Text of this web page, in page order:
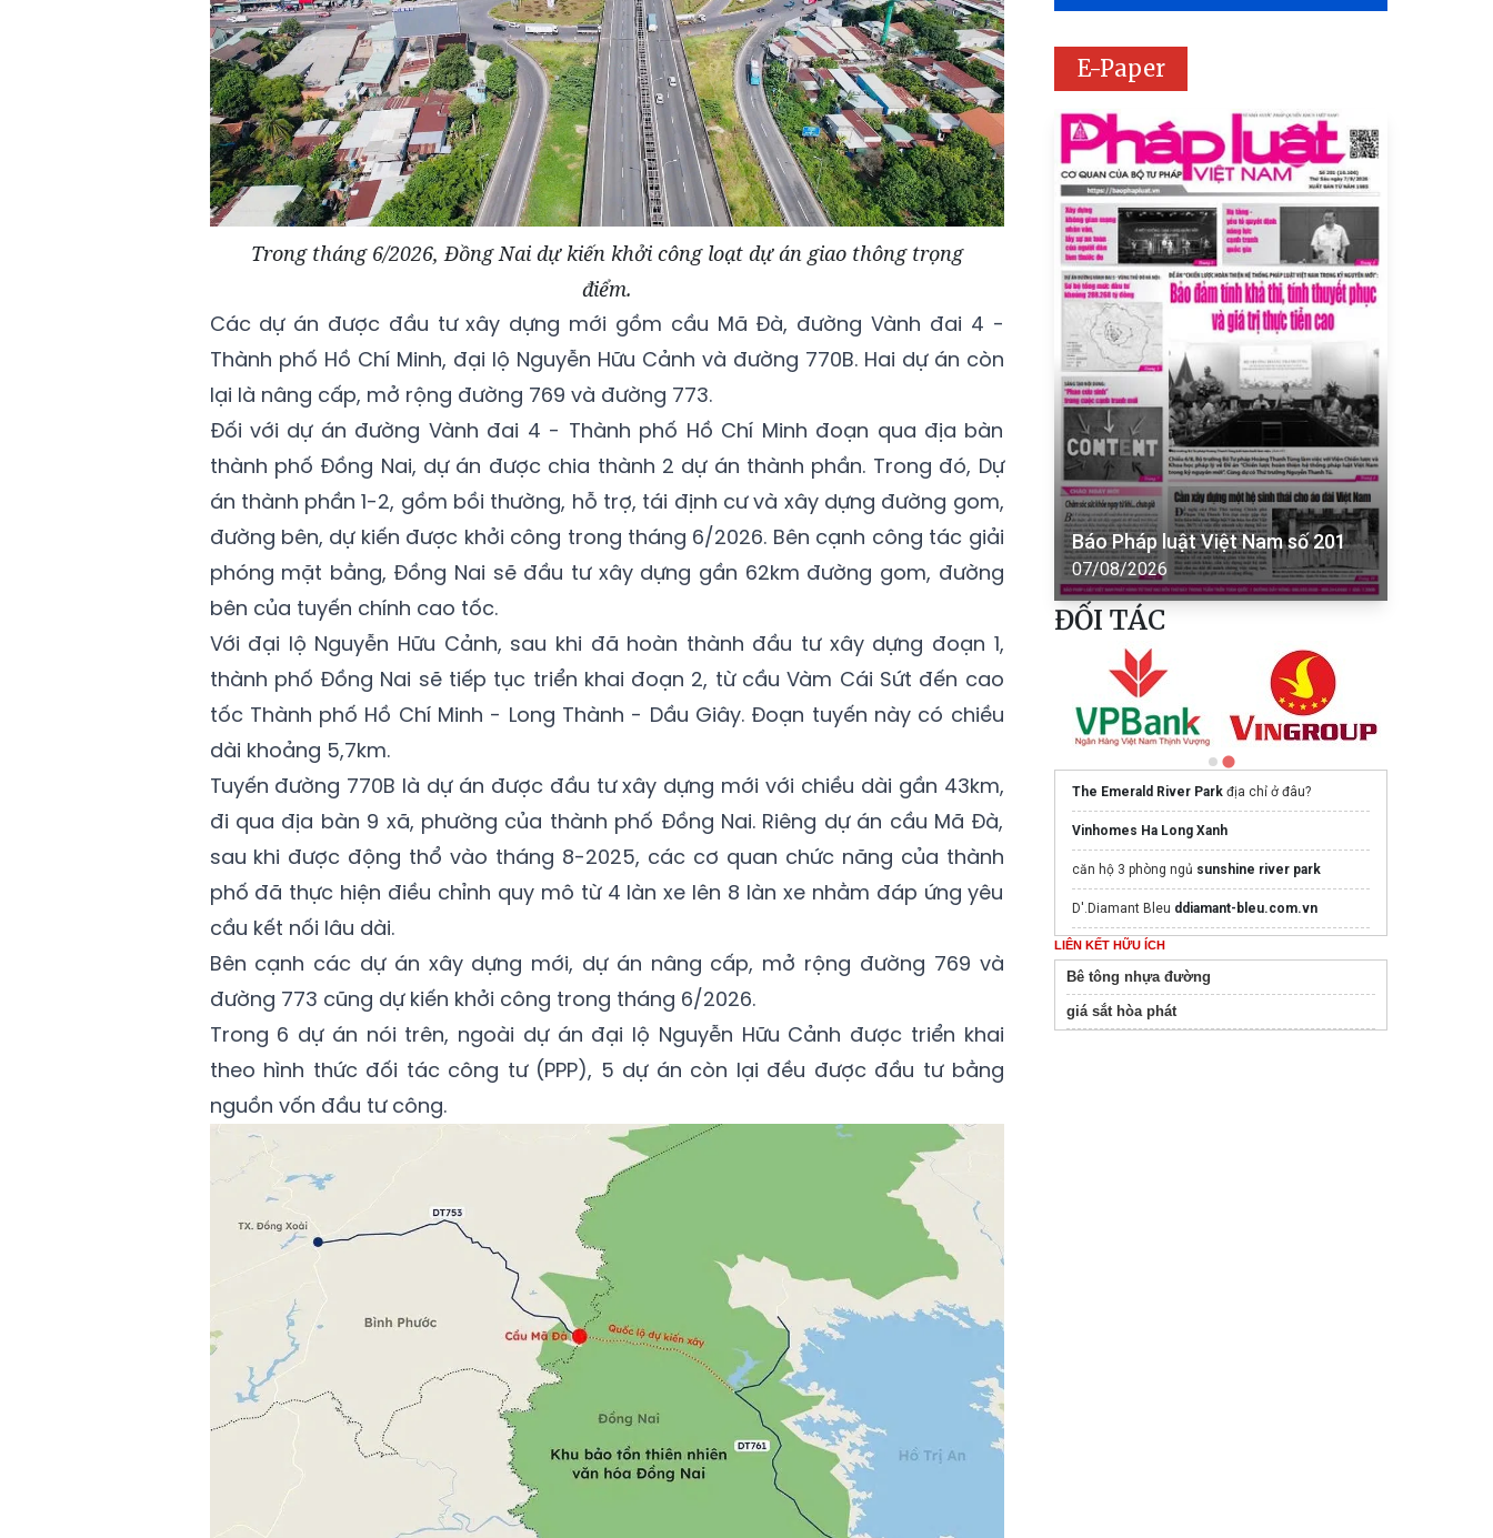
Trong tháng 6/2026, Đồng Nai dự kiến khởi công loạt dự án giao thông trọng
điểm.
Các dự án được đầu tư xây dựng mới gồm cầu Mã Đà, đường Vành đai 4 -
Thành phố Hồ Chí Minh, đại lộ Nguyễn Hữu Cảnh và đường 770B. Hai dự án còn
lại là nâng cấp, mở rộng đường 769 và đường 773.
Đối với dự án đường Vành đai 4 - Thành phố Hồ Chí Minh đoạn qua địa bàn
thành phố Đồng Nai, dự án được chia thành 2 dự án thành phần. Trong đó, Dự
án thành phần 1-2, gồm bồi thường, hỗ trợ, tái định cư và xây dựng đường gom,
đường bên, dự kiến được khởi công trong tháng 6/2026. Bên cạnh công tác giải
phóng mặt bằng, Đồng Nai sẽ đầu tư xây dựng gần 62km đường gom, đường
bên của tuyến chính cao tốc.
Với đại lộ Nguyễn Hữu Cảnh, sau khi đã hoàn thành đầu tư xây dựng đoạn 1,
thành phố Đồng Nai sẽ tiếp tục triển khai đoạn 2, từ cầu Vàm Cái Sứt đến cao
tốc Thành phố Hồ Chí Minh - Long Thành - Dầu Giây. Đoạn tuyến này có chiều
dài khoảng 5,7km.
Tuyến đường 770B là dự án được đầu tư xây dựng mới với chiều dài gần 43km,
đi qua địa bàn 9 xã, phường của thành phố Đồng Nai. Riêng dự án cầu Mã Đà,
sau khi được động thổ vào tháng 8-2025, các cơ quan chức năng của thành
phố đã thực hiện điều chỉnh quy mô từ 4 làn xe lên 8 làn xe nhằm đáp ứng yêu
cầu kết nối lâu dài.
Bên cạnh các dự án xây dựng mới, dự án nâng cấp, mở rộng đường 769 và
đường 773 cũng dự kiến khởi công trong tháng 6/2026.
Trong 6 dự án nói trên, ngoài dự án đại lộ Nguyễn Hữu Cảnh được triển khai
theo hình thức đối tác công tư (PPP), 5 dự án còn lại đều được đầu tư bằng
nguồn vốn đầu tư công.
E-Paper
Báo Pháp luật Việt Nam số 201
07/08/2026
ĐỐI TÁC
The Emerald River Park địa chỉ ở đâu?
Vinhomes Ha Long Xanh
căn hộ 3 phòng ngủ sunshine river park
D'.Diamant Bleu ddiamant-bleu.com.vn
Thông tinMaison Privée CapitaLand
Dự án Imperia Royal Island Vũ Yên
Bất động sản
LIÊN KẾT HỮU ÍCH
Bê tông nhựa đường
giá sắt hòa phát